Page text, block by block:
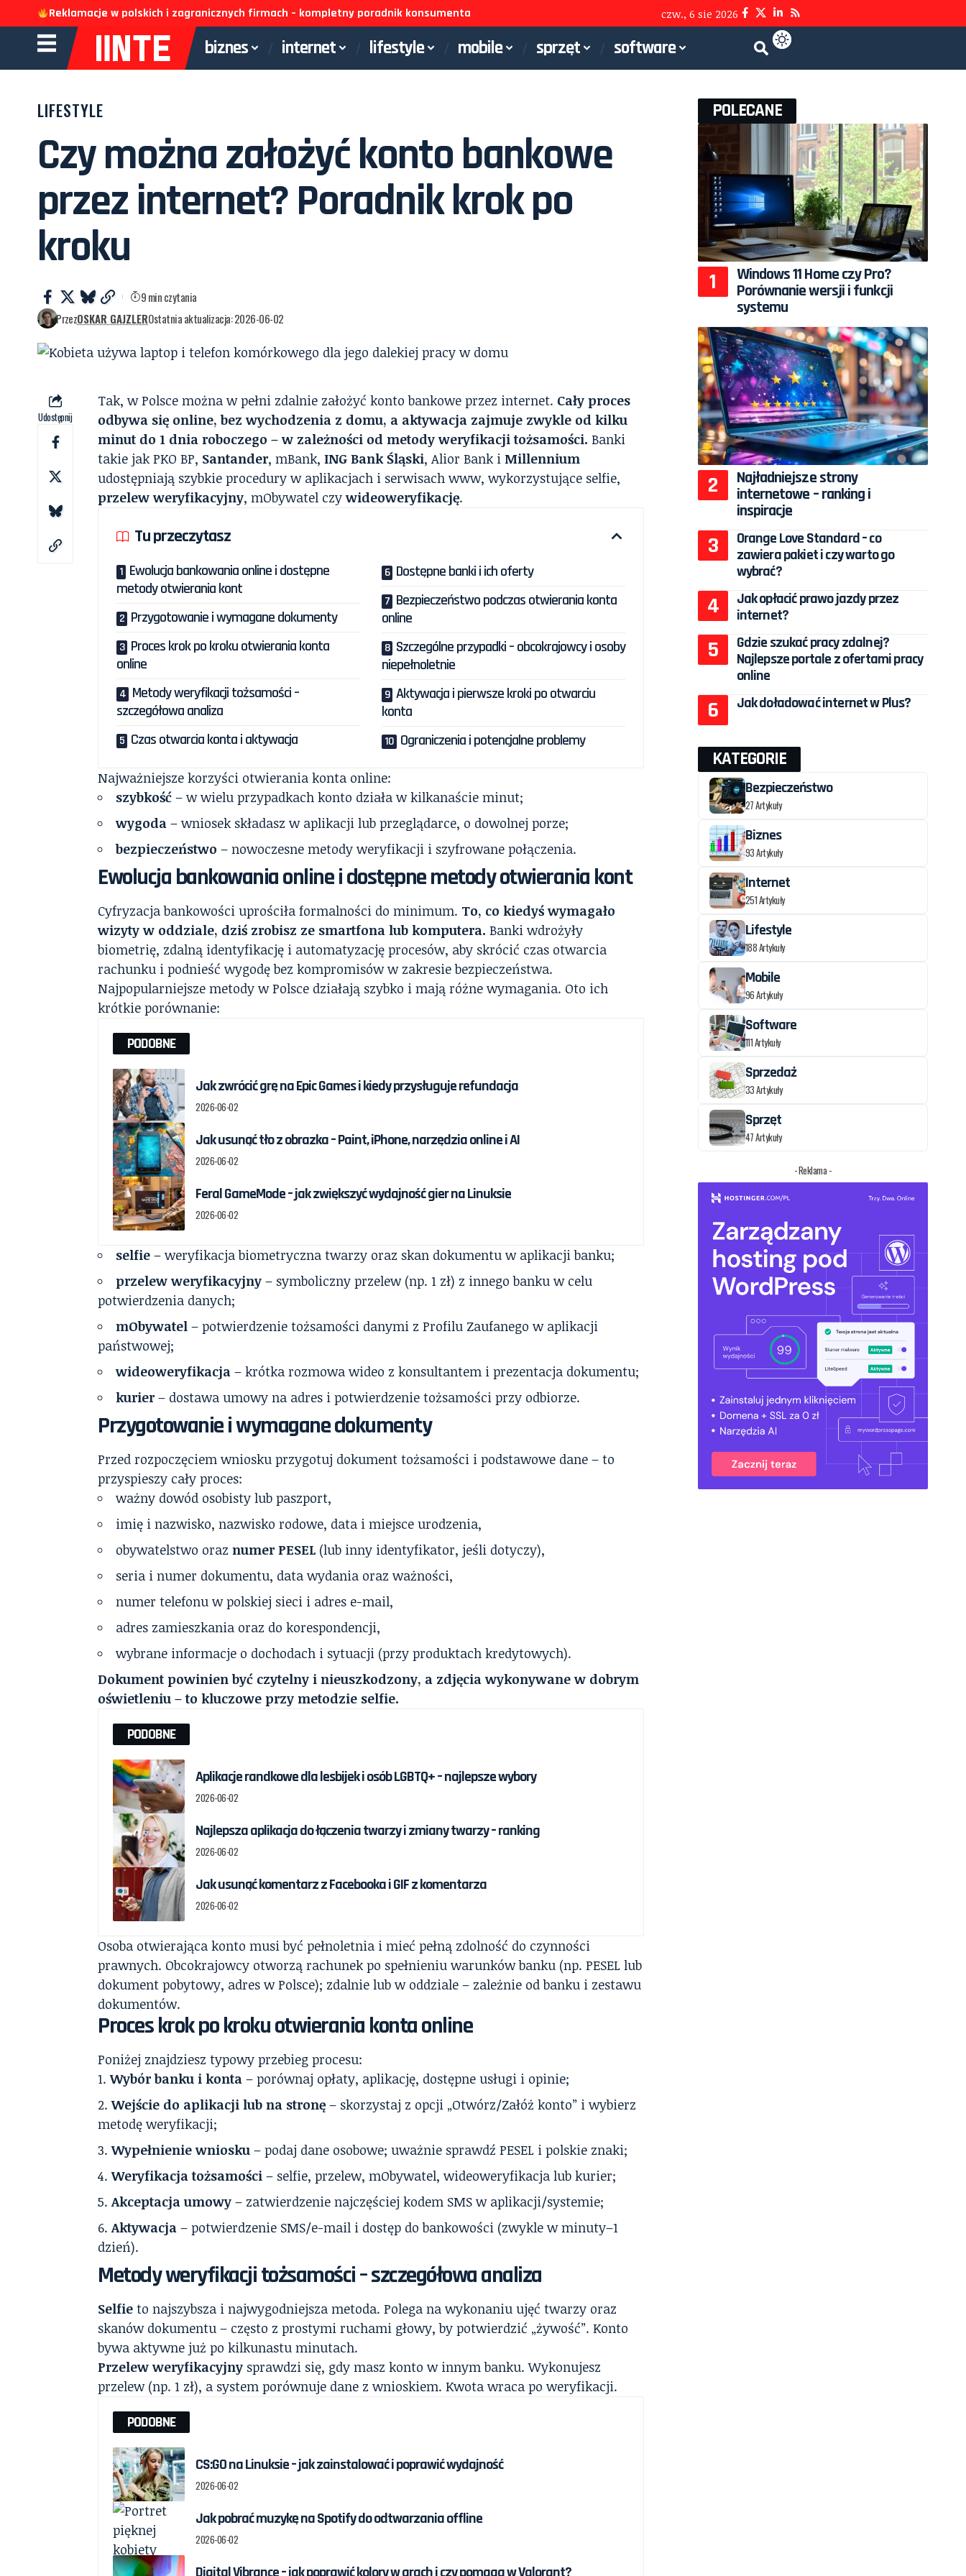
Reklamacje w polskich i zagranicznych firmach – kompletny poradnik konsumenta czw., 6 sie 2026
biznes internet lifestyle mobile sprzęt software
LIFESTYLE
Czy można założyć konto bankowe
przez internet? Poradnik krok po
kroku
PrzezOSKAR GAJZLEROstatnia aktualizacja: 2026-06-02
9 min czytania
Udostępnij
Tak, w Polsce można w pełni zdalnie założyć konto bankowe przez internet. Cały proces
odbywa się online, bez wychodzenia z domu, a aktywacja zajmuje zwykle od kilku
minut do 1 dnia roboczego – w zależności od metody weryfikacji tożsamości. Banki
takie jak PKO BP, Santander, mBank,ING Bank Śląski, Alior Bank iMillennium
udostępniają szybkie procedury w aplikacjach i serwisach www, wykorzystujące selfie,
przelew weryfikacyjny, mObywatel czywideoweryfikację.
Tu przeczytasz
Ewolucja bankowania online i dostępne
metody otwierania kont
Przygotowanie i wymagane dokumenty
Proces krok po kroku otwierania konta
online
Metody weryfikacji tożsamości –
szczegółowa analiza
Czas otwarcia konta i aktywacja
Dostępne banki i ich oferty
Bezpieczeństwo podczas otwierania konta
online
Szczególne przypadki – obcokrajowcy i osoby
niepełnoletnie
Aktywacja i pierwsze kroki po otwarciu
konta
Ograniczenia i potencjalne problemy
Najważniejsze korzyści otwierania konta online:
szybkość – w wielu przypadkach konto działa w kilkanaście minut;
wygoda – wniosek składasz w aplikacji lub przeglądarce, o dowolnej porze;
bezpieczeństwo – nowoczesne metody weryfikacji i szyfrowane połączenia.
Ewolucja bankowania online i dostępne metody otwierania kont
Cyfryzacja bankowości uprościła formalności do minimum. To, co kiedyś wymagało
wizyty w oddziale, dziś zrobisz ze smartfona lub komputera. Banki wdrożyły
biometrię, zdalną identyfikację i automatyzację procesów, aby skrócić czas otwarcia
rachunku i podnieść wygodę bez kompromisów w zakresie bezpieczeństwa.
Najpopularniejsze metody w Polsce działają szybko i mają różne wymagania. Oto ich
krótkie porównanie:
PODOBNE
Jak zwrócić grę na Epic Games i kiedy przysługuje refundacja
2026-06-02
Jak usunąć tło z obrazka – Paint, iPhone, narzędzia online i AI
2026-06-02
Feral GameMode – jak zwiększyć wydajność gier na Linuksie
2026-06-02
selfie – weryfikacja biometryczna twarzy oraz skan dokumentu w aplikacji banku;
przelew weryfikacyjny – symboliczny przelew (np. 1 zł) z innego banku w celu
potwierdzenia danych;
mObywatel – potwierdzenie tożsamości danymi z Profilu Zaufanego w aplikacji
państwowej;
wideoweryfikacja – krótka rozmowa wideo z konsultantem i prezentacja dokumentu;
kurier – dostawa umowy na adres i potwierdzenie tożsamości przy odbiorze.
Przygotowanie i wymagane dokumenty
Przed rozpoczęciem wniosku przygotuj dokument tożsamości i podstawowe dane – to
przyspieszy cały proces:
ważny dowód osobisty lub paszport,
imię i nazwisko, nazwisko rodowe, data i miejsce urodzenia,
obywatelstwo oraznumer PESEL (lub inny identyfikator, jeśli dotyczy),
seria i numer dokumentu, data wydania oraz ważności,
numer telefonu w polskiej sieci i adres e-mail,
adres zamieszkania oraz do korespondencji,
wybrane informacje o dochodach i sytuacji (przy produktach kredytowych).
Dokument powinien być czytelny i nieuszkodzony, a zdjęcia wykonywane w dobrym
oświetleniu – to kluczowe przy metodzie selfie.
PODOBNE
Aplikacje randkowe dla lesbijek i osób LGBTQ+ – najlepsze wybory
2026-06-02
Najlepsza aplikacja do łączenia twarzy i zmiany twarzy – ranking
2026-06-02
Jak usunąć komentarz z Facebooka i GIF z komentarza
2026-06-02
Osoba otwierająca konto musi być pełnoletnia i mieć pełną zdolność do czynności
prawnych. Obcokrajowcy otworzą rachunek po spełnieniu warunków banku (np. PESEL lub
dokument pobytowy, adres w Polsce); zdalnie lub w oddziale – zależnie od banku i zestawu
dokumentów.
Proces krok po kroku otwierania konta online
Poniżej znajdziesz typowy przebieg procesu:
Wybór banku i konta – porównaj opłaty, aplikację, dostępne usługi i opinie;
Wejście do aplikacji lub na stronę – skorzystaj z opcji „Otwórz/Załóż konto” i wybierz
metodę weryfikacji;
Wypełnienie wniosku – podaj dane osobowe; uważnie sprawdź PESEL i polskie znaki;
Weryfikacja tożsamości – selfie, przelew, mObywatel, wideoweryfikacja lub kurier;
Akceptacja umowy – zatwierdzenie najczęściej kodem SMS w aplikacji/systemie;
Aktywacja – potwierdzenie SMS/e-mail i dostęp do bankowości (zwykle w minuty–1
dzień).
Metody weryfikacji tożsamości – szczegółowa analiza
Selfie to najszybsza i najwygodniejsza metoda. Polega na wykonaniu ujęć twarzy oraz
skanów dokumentu – często z prostymi ruchami głowy, by potwierdzić „żywość”. Konto
bywa aktywne już po kilkunastu minutach.
Przelew weryfikacyjny sprawdzi się, gdy masz konto w innym banku. Wykonujesz
przelew (np. 1 zł), a system porównuje dane z wnioskiem. Kwota wraca po weryfikacji.
PODOBNE
CS:GO na Linuksie – jak zainstalować i poprawić wydajność
2026-06-02
Jak pobrać muzykę na Spotify do odtwarzania offline
2026-06-02
POLECANE
Windows 11 Home czy Pro?
Porównanie wersji i funkcji
systemu
Najładniejsze strony
internetowe – ranking i
inspiracje
Orange Love Standard – co
zawiera pakiet i czy warto go
wybrać?
Jak opłacić prawo jazdy przez
internet?
Gdzie szukać pracy zdalnej?
Najlepsze portale z ofertami pracy
online
Jak doładować internet w Plus?
KATEGORIE
Bezpieczeństwo
27 Artykuły
Biznes
93 Artykuły
Internet
251 Artykuły
Lifestyle
188 Artykuły
Mobile
96 Artykuły
Software
111 Artykuły
Sprzedaż
33 Artykuły
Sprzęt
47 Artykuły
- Reklama -